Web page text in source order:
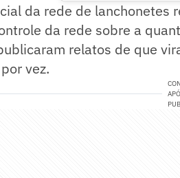
da rede de lanchonetes
da rede sobre a
relatos de que
vez.